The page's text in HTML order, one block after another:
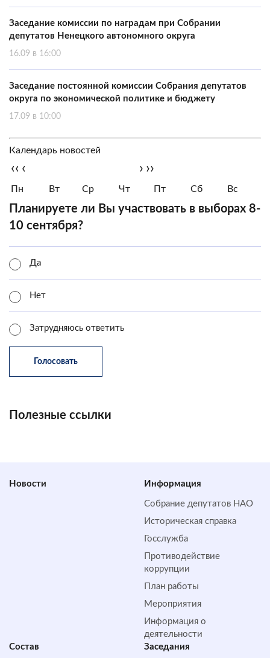
Заседание комиссии по наградам при Собрании
депутатов Ненецкого автономного округа
16.09 в 16:00
Заседание постоянной комиссии Собрания депутатов
округа по экономической политике и бюджету
17.09 в 10:00
Календарь новостей
‹‹ ‹ › ››
Пн Вт Ср Чт Пт Сб Вс
Планируете ли Вы участвовать в выборах 8-
10 сентября?
Да
Нет
Затрудняюсь ответить
Полезные ссылки
Новости Информация
Собрание депутатов НАО
Историческая справка
Госслужба
Противодействие
коррупции
План работы
Мероприятия
Информация о
деятельности
Состав
Заседания